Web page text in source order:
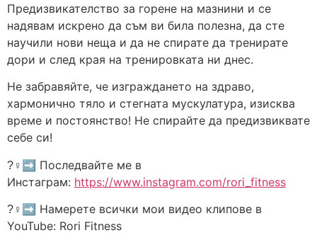
Предизвикателство за горене на мазнини и се
надявам искрено да съм ви била полезна, да сте
научили нови неща и да не спирате да тренирате
дори и след края на тренировката ни днес.
Не забравяйте, че изграждането на здраво,
хармонично тяло и стегната мускулатура, изисква
време и постоянство! Не спирайте да предизвиквате
себе си!
?‍♀➡ Последвайте ме в
Инстаграм: https://www.instagram.com/rori_fitness
?‍♀➡ Намерете всички мои видео клипове в
YouTube: Rori Fitness